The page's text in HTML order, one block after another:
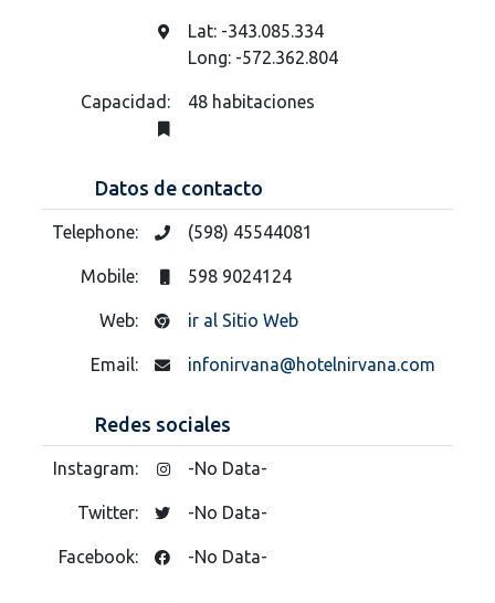
Lat: -343.085.334
Long: -572.362.804
Capacidad: 48 habitaciones
Datos de contacto
Telephone: (598) 45544081
Mobile: 598 9024124
Web: ir al Sitio Web
Email: infonirvana@hotelnirvana.com
Redes sociales
Instagram: -No Data-
Twitter: -No Data-
Facebook: -No Data-